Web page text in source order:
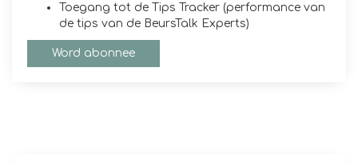
Toegang tot de Tips Tracker (performance van
de tips van de BeursTalk Experts)
Word abonnee